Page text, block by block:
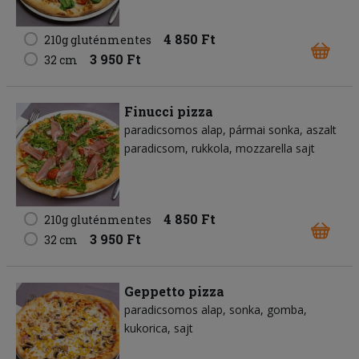
210g gluténmentes 4 850 Ft
32 cm 3 950 Ft
Finucci pizza
paradicsomos alap pármai sonka aszalt
paradicsom rukkola mozzarella sajt
210g gluténmentes 4 850 Ft
32 cm 3 950 Ft
Geppetto pizza
paradicsomos alap sonka gomba
kukorica sajt